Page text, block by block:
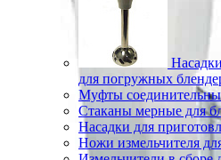
для погружных
Муфты
Стаканы мерные для
Насадки для
Ножи измельчителя